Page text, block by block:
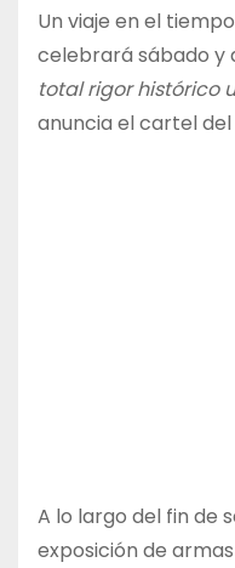
Un viaje en el
celebrará sábado y
total rigor histórico
anuncia el cartel
A lo largo del fin de
exposición de